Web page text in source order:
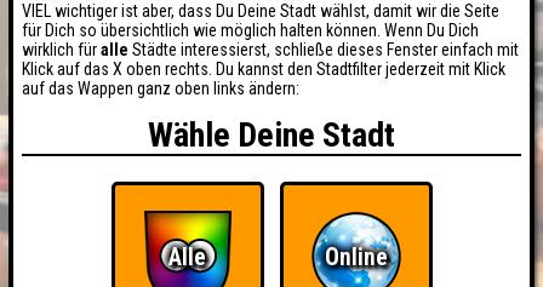
VIEL wichtiger ist aber, dass Du Deine Stadt wählst, damit wir die Seite
für Dich so übersichtlich wie möglich halten können. Wenn Du Dich
wirklich füralle Städte interessierst, schließe dieses Fenster einfach mit
Klick auf das X oben rechts. Du kannst den Stadtfilter jederzeit mit Klick
auf das Wappen ganz oben links ändern:
Wähle Deine Stadt
Alle Online